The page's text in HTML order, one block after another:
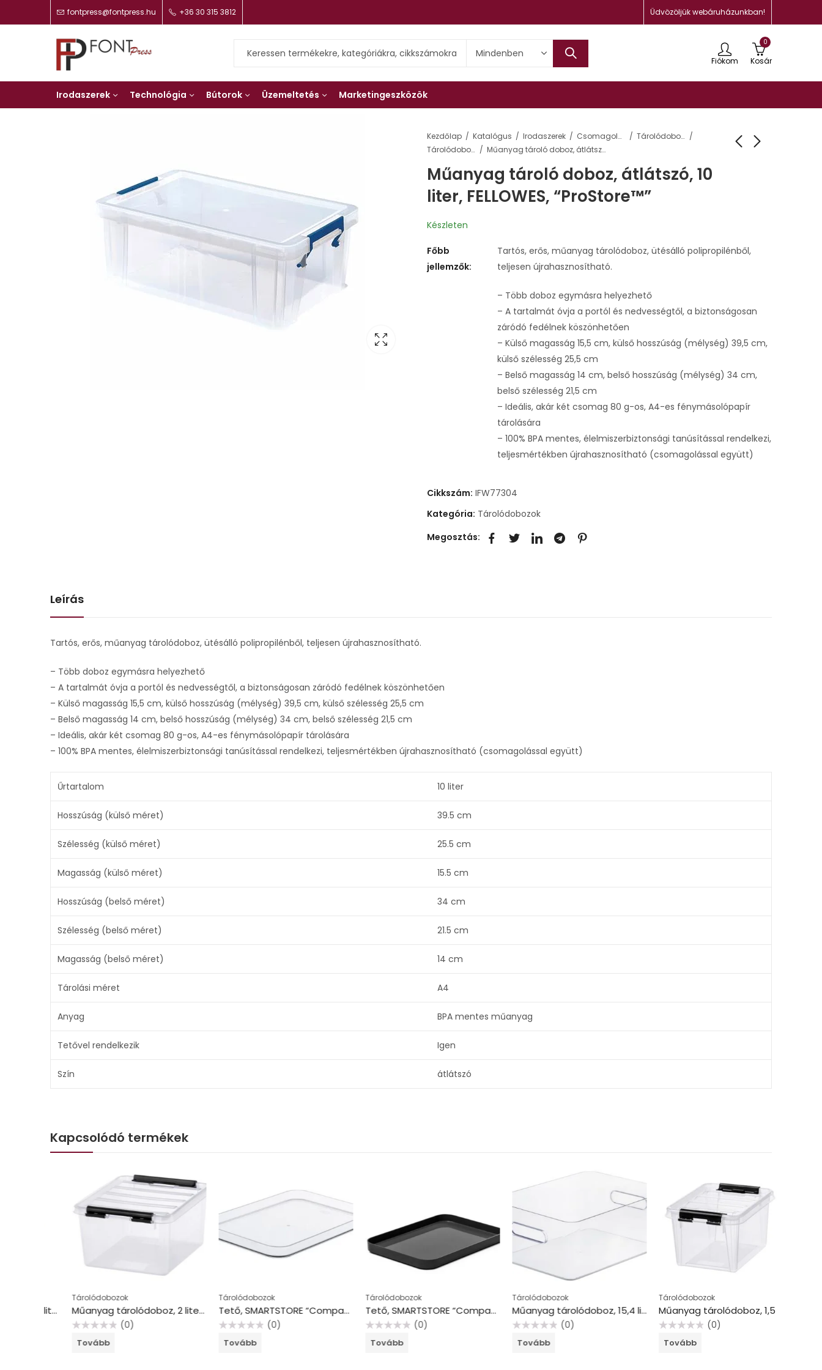
fontpress@fontpress.hu +36 30 315 3812 Üdvözöljük webáruházunkban!
Fiókom
0
Kosár
Irodaszerek Technológia Bútorok Üzemeltetés Marketingeszközök
Kezdőlap Katalógus Irodaszerek Csomagolás, tárolás
Tárolódobozok, ládák és kosarak
Tárolódobozok
Műanyag tároló doboz, átlátszó, 10 liter, FELLOWES, “ProStore™”
Műanyag tároló doboz, átlátszó, 10
liter, FELLOWES, “ProStore™”
Készleten
Főbb
jellemzők:
Tartós, erős, műanyag tárolódoboz, ütésálló polipropilénből,
teljesen újrahasznosítható.
– Több doboz egymásra helyezhető
– A tartalmát óvja a portól és nedvességtől, a biztonságosan
záródó fedélnek köszönhetően
– Külső magasság 15,5 cm, külső hosszúság (mélység) 39,5 cm,
külső szélesség 25,5 cm
– Belső magasság 14 cm, belső hosszúság (mélység) 34 cm,
belső szélesség 21,5 cm
– Ideális, akár két csomag 80 g-os, A4-es fénymásolópapír
tárolására
– 100% BPA mentes, élelmiszerbiztonsági tanúsítással rendelkezi,
teljesmértékben újrahasznosítható (csomagolással együtt)
Cikkszám: IFW77304
Kategória: Tárolódobozok
Megosztás:
Leírás
Tartós, erős, műanyag tárolódoboz, ütésálló polipropilénből, teljesen újrahasznosítható.
– Több doboz egymásra helyezhető
– A tartalmát óvja a portól és nedvességtől, a biztonságosan záródó fedélnek köszönhetően
– Külső magasság 15,5 cm, külső hosszúság (mélység) 39,5 cm, külső szélesség 25,5 cm
– Belső magasság 14 cm, belső hosszúság (mélység) 34 cm, belső szélesség 21,5 cm
– Ideális, akár két csomag 80 g-os, A4-es fénymásolópapír tárolására
– 100% BPA mentes, élelmiszerbiztonsági tanúsítással rendelkezi, teljesmértékben újrahasznosítható (csomagolással együtt)
Űrtartalom 10 liter
Hosszúság (külső méret) 39.5 cm
Szélesség (külső méret) 25.5 cm
Magasság (külső méret) 15.5 cm
Hosszúság (belső méret) 34 cm
Szélesség (belső méret) 21.5 cm
Magasság (belső méret) 14 cm
Tárolási méret A4
Anyag BPA mentes műanyag
Tetővel rendelkezik Igen
Szín átlátszó
Kapcsolódó termékek
Tárolódobozok
Műanyag tárolódoboz, 2 liter, fekete fogantyúkkal, SMARTSTORE “Classic 2”, átlátszó
(0)
Tovább
Tárolódobozok
Tető, SMARTSTORE “Compact Clear M”, átlátszó
(0)
Tovább
Tárolódobozok
Tető, SMARTSTORE “Compact M”, szürke
(0)
Tovább
Tárolódobozok
Műanyag tárolódoboz, 15,4 liter, SMARTSTORE “Compact Clear L”, átlátszó
(0)
Tovább
Tárolódobozok
Műanyag tárolódoboz, 1,5 liter, fekete fogantyúkkal, SMARTSTORE “Classic 1,5”, átlátszó
(0)
Tovább